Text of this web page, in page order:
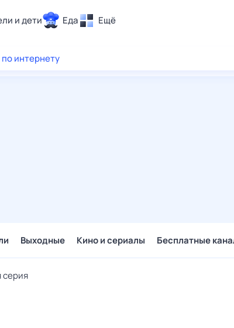
и дети Еда Ещё
интернету
Выходные Кино и сериалы Бесплатные
серия